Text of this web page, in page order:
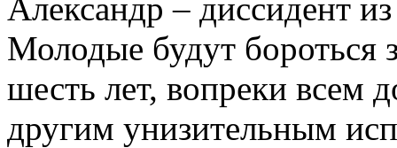
Александр – диссидент
Молодые будут бороться
шесть лет, вопреки всем
другим унизительным